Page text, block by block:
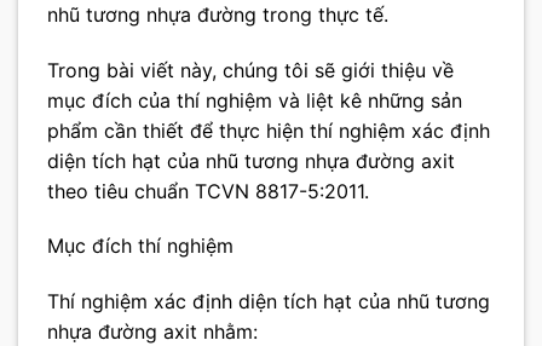
nhũ tương nhựa đường trong thực tế.
Trong bài viết này, chúng tôi sẽ giới thiệu về
mục đích của thí nghiệm và liệt kê những sản
phẩm cần thiết để thực hiện thí nghiệm xác định
diện tích hạt của nhũ tương nhựa đường axit
theo tiêu chuẩn TCVN 8817-5:2011.
Mục đích thí nghiệm
Thí nghiệm xác định diện tích hạt của nhũ tương
nhựa đường axit nhằm: